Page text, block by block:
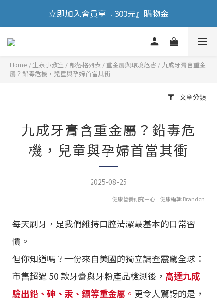
🎉 歡慶88節，滿額送膠原蛋白正貨！！
立即加入會員享『300元』購物金
🎉 歡慶88節，滿額送膠原蛋白正貨！！
Home / 部落格列表 / 重金屬與環境危害 / 九成牙膏含重金
屬？鉛毒危機，兒童與孕婦首當其衝
文章分類
九成牙膏含重金屬？鉛毒危
機，兒童與孕婦首當其衝
2025-08-25
健康營養研究中心 健康編輯 Brandon
每天刷牙，是我們維持口腔清潔最基本的日常習
慣。
但你知道嗎？一份來自美國的獨立調查震驚全球：
市售超過 50 款牙膏與牙粉產品檢測後， 高達九成
驗出鉛、砷、汞、鎘等重金屬 。 更令人驚訝的是，